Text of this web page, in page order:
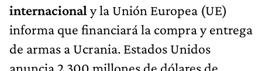
internacional y la Unión Europea (UE)
informa que financiará la compra y entrega
de armas a Ucrania. Estados Unidos